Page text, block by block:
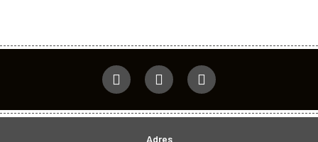
Adres